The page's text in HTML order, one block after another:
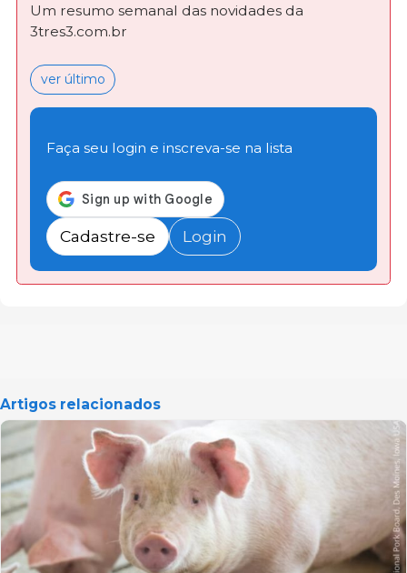
Um resumo semanal das novidades da
3tres3.com.br
ver último
Faça seu login e inscreva-se na lista
Cadastre-se Login
Artigos relacionados